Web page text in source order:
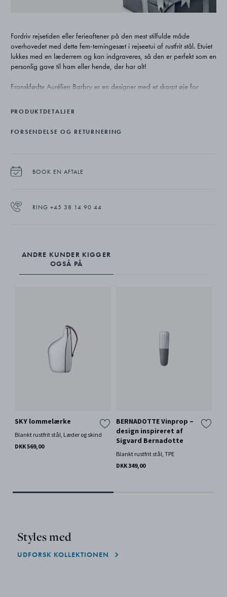
Fordriv rejsetiden eller ferieaftener på den mest stilfulde måde
overhovedet med dette fem-terningesæt i rejseetui af rustfrit stål. Etuiet
lukkes med en læderrem og kan indgraveres, så den er perfekt som en
personlig gave til ham eller hende, der har alt!
Franskfødte Aurélien Barbry er en designer med et skarpt øje for
kriterier, der gør ham til et oplagt valg for samarbejde med Georg
PRODUKTDETALJER
FORSENDELSE OG RETURNERING
BOOK EN AFTALE
RING +45 38 14 90 44
ANDRE KUNDER KIGGER
OGSÅ PÅ
SKY lommelærke
Blankt rustfrit stål, Læder og skind
DKK 569,00
BERNADOTTE Vinprop –
design inspireret af
Sigvard Bernadotte
Blankt rustfrit stål, TPE
DKK 349,00
Styles med
UDFORSK KOLLEKTIONEN